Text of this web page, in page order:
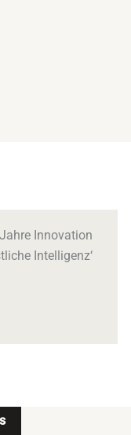
Innovation
Intelligenz‘